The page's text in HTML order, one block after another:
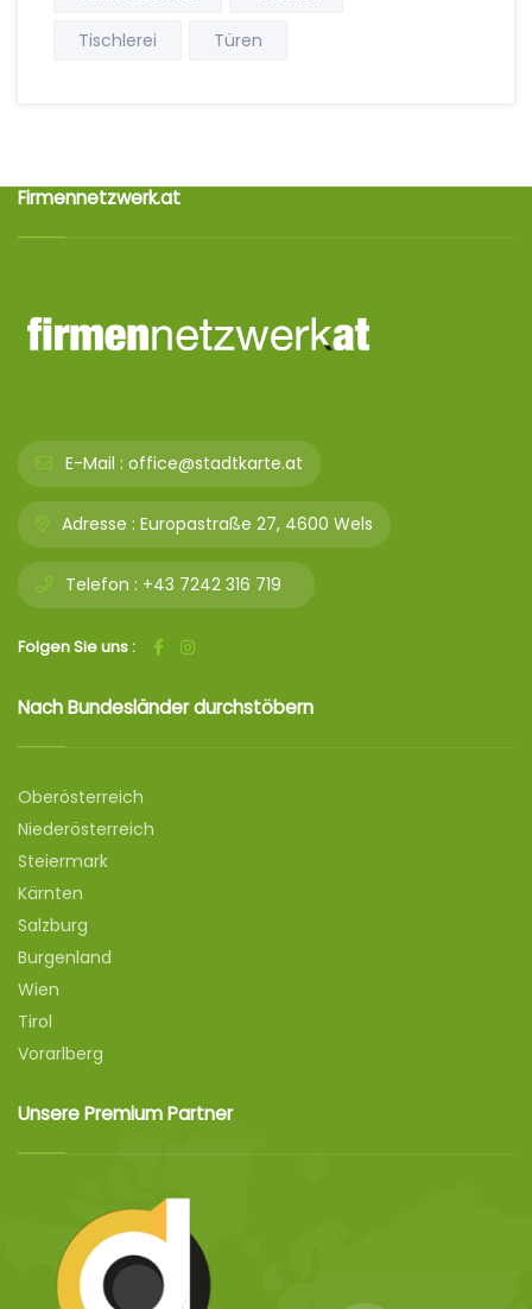
Tischlerei
Türen
Firmennetzwerk.at
E-Mail : office@stadtkarte.at
Adresse : Europastraße 27, 4600 Wels
Telefon : +43 7242 316 719
Folgen Sie uns :
Nach Bundesländer durchstöbern
Oberösterreich
Niederösterreich
Steiermark
Kärnten
Salzburg
Burgenland
Wien
Tirol
Vorarlberg
Unsere Premium Partner